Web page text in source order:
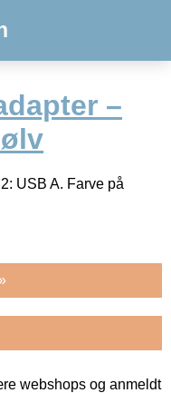
–
USB A. Farve på
webshops og anmeldt